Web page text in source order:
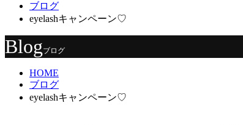
ブログ
eyelashキャンペーン♡
Blogブログ
HOME
ブログ
eyelashキャンペーン♡